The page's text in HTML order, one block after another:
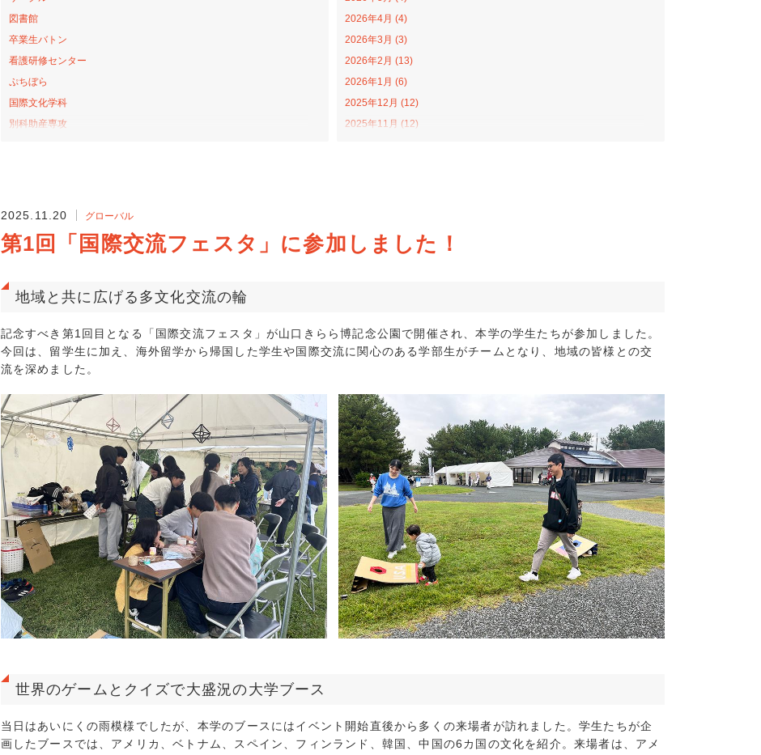
図書館
卒業生バトン
看護研修センター
ぷちぼら
国際文化学科
別科助産専攻
山口-ナバラ コラボ広場
社会福祉学科
課外活動
食育戦隊ゴハンジャー
インターンシップ
文化創造学科
情報社会学科
グローバル
卒業生
大学院
地域貢献
学生活動
キャリア
高大連携推進事業
その他
2026年4月 (4)
2026年3月 (3)
2026年2月 (13)
2026年1月 (6)
2025年12月 (12)
2025年11月 (12)
2025年4月 (4)
2024年12月 (8)
2024年11月 (10)
2024年9月 (5)
2024年8月 (15)
2024年7月 (7)
2024年6月 (8)
2024年5月 (7)
2024年4月 (5)
2024年3月 (1)
2024年2月 (5)
2024年1月 (4)
2023年12月 (15)
2023年11月 (13)
2023年10月 (10)
2023年5月 (5)
2025.11.20 グローバル
第1回「国際交流フェスタ」に参加しました！
地域と共に広げる多文化交流の輪
記念すべき第1回目となる「国際交流フェスタ」が山口きらら博記念公園で開催され、本学の学生たちが参加しました。
今回は、留学生に加え、海外留学から帰国した学生や国際交流に関心のある学部生がチームとなり、地域の皆様との交
流を深めました。
世界のゲームとクイズで大盛況の大学ブース
当日はあいにくの雨模様でしたが、本学のブースにはイベント開始直後から多くの来場者が訪れました。学生たちが企
画したブースでは、アメリカ、ベトナム、スペイン、フィンランド、韓国、中国の6カ国の文化を紹介。来場者は、アメ